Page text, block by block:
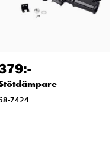
:-
7424